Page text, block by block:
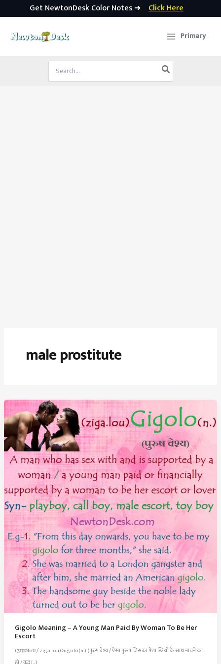
Get NewtonDesk Color Notes ➜ Click Here
Primary
Search
for:
male prostitute
Gigolo Meaning – A Young Man Paid By Woman To Be Her
Escort
(ʒɪɡəloʊ / ziga.lou)Gigolo(n.) (पुरुष वेश्य / ऐसा पुरूष जिसका पेशा स्त्रियों के साथ नाचने का